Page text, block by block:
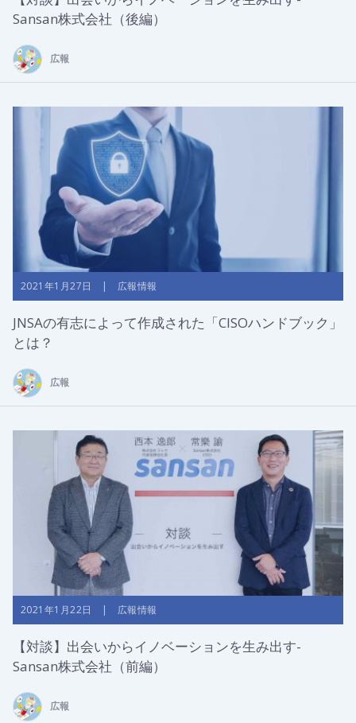
Sansan株式会社（後編）
広報
2021年1月27日 | 広報情報
JNSAの有志によって作成された「CISOハンドブック」
とは？
広報
2021年1月22日 | 広報情報
【対談】出会いからイノベーションを生み出す-
Sansan株式会社（前編）
広報